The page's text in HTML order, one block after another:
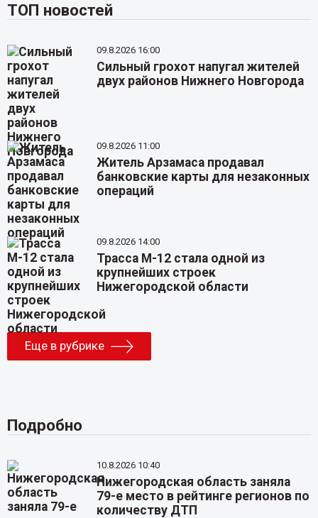
ТОП новостей
09.8.2026 16:00
Сильный грохот напугал жителей
двух районов Нижнего Новгорода
09.8.2026 11:00
Житель Арзамаса продавал
банковские карты для незаконных
операций
09.8.2026 14:00
Трасса М-12 стала одной из
крупнейших строек
Нижегородской области
Еще в рубрике
Подробно
10.8.2026 10:40
Нижегородская область заняла
79-е место в рейтинге регионов по
количеству ДТП